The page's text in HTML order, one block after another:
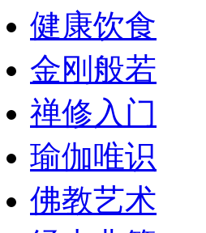
健康饮食
金刚般若
禅修入门
瑜伽唯识
佛教艺术